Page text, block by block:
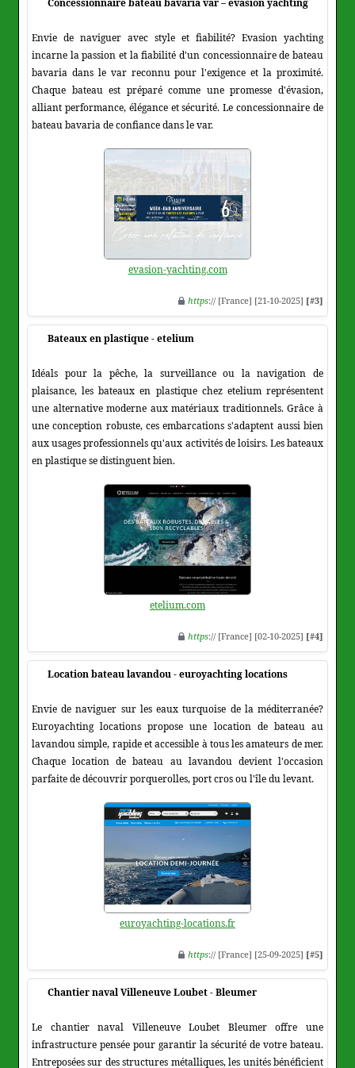
Concessionnaire bateau bavaria var – evasion yachting
Envie de naviguer avec style et fiabilité? Evasion yachting
incarne la passion et la fiabilité d'un concessionnaire de bateau
bavaria dans le var reconnu pour l'exigence et la proximité.
Chaque bateau est préparé comme une promesse d'évasion,
alliant performance, élégance et sécurité. Le concessionnaire de
bateau bavaria de confiance dans le var.
evasion-yachting.com
https:// [France] [21-10-2025] [#3]
Bateaux en plastique - etelium
Idéals pour la pêche, la surveillance ou la navigation de
plaisance, les bateaux en plastique chez etelium représentent
une alternative moderne aux matériaux traditionnels. Grâce à
une conception robuste, ces embarcations s'adaptent aussi bien
aux usages professionnels qu'aux activités de loisirs. Les bateaux
en plastique se distinguent bien.
etelium.com
https:// [France] [02-10-2025] [#4]
Location bateau lavandou - euroyachting locations
Envie de naviguer sur les eaux turquoise de la méditerranée?
Euroyachting locations propose une location de bateau au
lavandou simple, rapide et accessible à tous les amateurs de mer.
Chaque location de bateau au lavandou devient l'occasion
parfaite de découvrir porquerolles, port cros ou l'île du levant.
euroyachting-locations.fr
https:// [France] [25-09-2025] [#5]
Chantier naval Villeneuve Loubet - Bleumer
Le chantier naval Villeneuve Loubet Bleumer offre une
infrastructure pensée pour garantir la sécurité de votre bateau.
Entreposées sur des structures métalliques, les unités bénéficient